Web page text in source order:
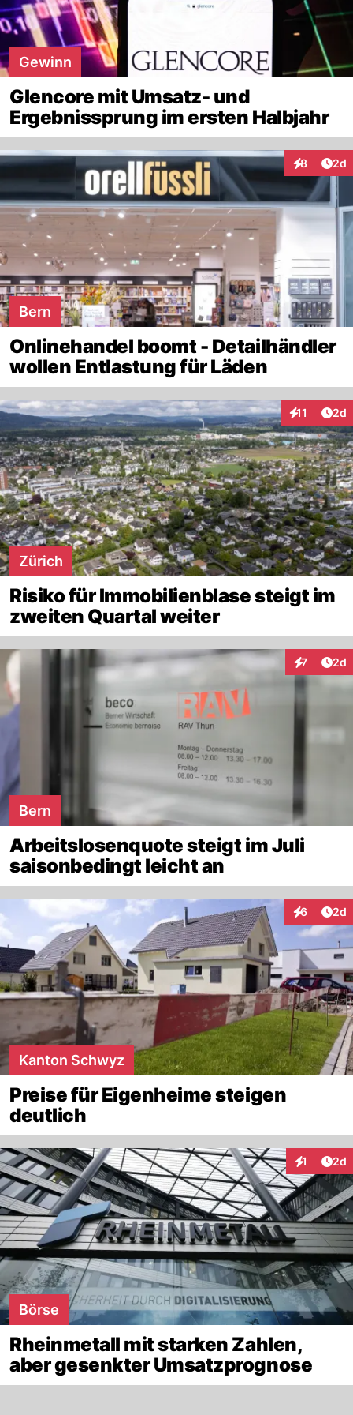
Gewinn
Glencore mit Umsatz- und
Ergebnissprung im ersten Halbjahr
8 2d
Bern
Onlinehandel boomt - Detailhändler
wollen Entlastung für Läden
11 2d
Zürich
Risiko für Immobilienblase steigt im
zweiten Quartal weiter
7 2d
Bern
Arbeitslosenquote steigt im Juli
saisonbedingt leicht an
6 2d
Kanton Schwyz
Preise für Eigenheime steigen
deutlich
1 2d
Börse
Rheinmetall mit starken Zahlen,
aber gesenkter Umsatzprognose